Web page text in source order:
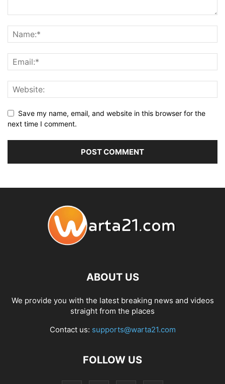
Save my name, email, and website in this browser for the
next time I comment.
ABOUT US
We provide you with the latest breaking news and videos
straight from the places
Contact us: supports@warta21.com
FOLLOW US